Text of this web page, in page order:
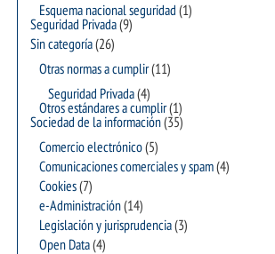
Esquema nacional seguridad (1)
Seguridad Privada(9)
Sin categoría(26)
Otras normas a cumplir(11)
Seguridad Privada(4)
Otros estándares a cumplir(1)
Sociedad de la información(35)
Comercio electrónico(5)
Comunicaciones comerciales y spam(4)
Cookies(7)
e-Administración(14)
Legislación y jurisprudencia(3)
Open Data(4)